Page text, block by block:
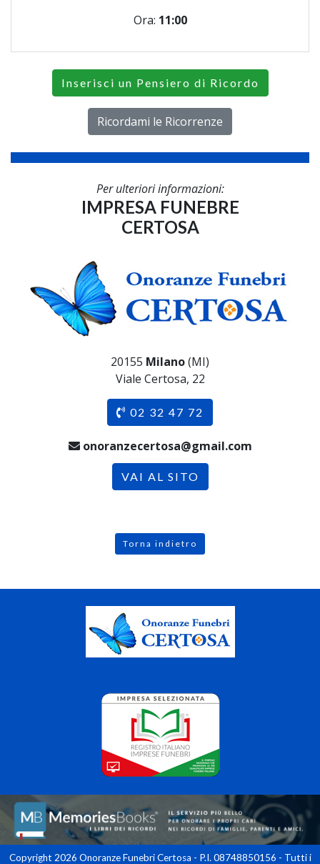
Ora: 11:00
Inserisci un Pensiero di Ricordo
Ricordami le Ricorrenze
Per ulteriori informazioni:
IMPRESA FUNEBRE
CERTOSA
20155 Milano(MI)
Viale Certosa, 22
02 32 47 72
onoranzecertosa@gmail.com
VAI AL SITO
Torna indietro
Copyright 2026 Onoranze Funebri Certosa - P.I. 08748850156 - Tutti i